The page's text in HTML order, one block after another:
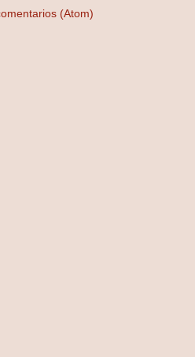
(Atom)